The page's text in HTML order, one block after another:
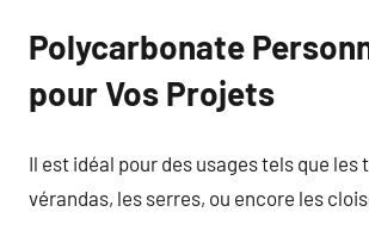
Polycarbonate
pour Vos Projets
Il est idéal pour des usages tels que les
vérandas, les serres, ou encore les